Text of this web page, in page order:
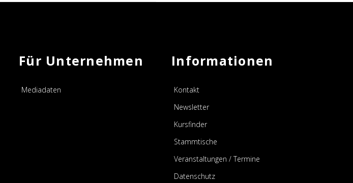
Für Unternehmen
Mediadaten
Informationen
Kontakt
Newsletter
Kursfinder
Stammtische
Veranstaltungen / Termine
Datenschutz